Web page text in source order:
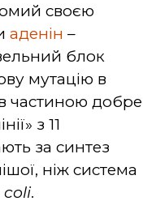
своєю
аденін –
блок
мутацію в
частиною добре
з 11
за синтез
ніж система
coli.